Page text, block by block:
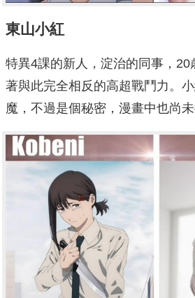
東山小紅
特異4課的新人，淀治的同事，
著與此完全相反的高超戰鬥力。
魔，不過是個秘密，漫畫中也尚未